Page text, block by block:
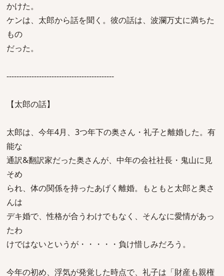
かけた。
ケンは、太郎から話を聞く。彼の話は、波瀾万丈に満ちた
もの
だった。
-------------------------------------------
【太郎の話】
太郎は、今年4月、3つ年下の奥さん・礼子と離婚した。有
能な
通訳&翻訳家だった奥さんが、中年の会社社長・鬼山に見
そめ
られ、体の関係を持ったあげく離婚。もともと太郎と奥さ
んは
デキ婚で、性格が合うわけでもなく、そんなに愛情があっ
たわ
けではないというが・・・・・負け惜しみだろう。
今年の初め、浮気が発覚した時点で、礼子は「財産も親権